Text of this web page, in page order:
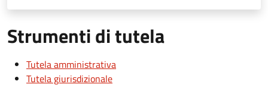
Strumenti di tutela
Tutela amministrativa
Tutela giurisdizionale